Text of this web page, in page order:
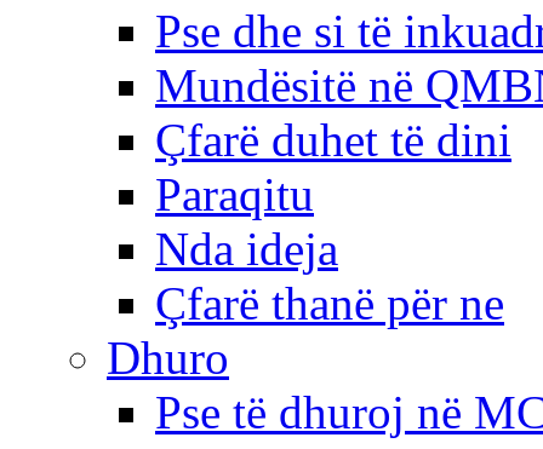
Pse dhe si të
Mundësitë në
Çfarë duhet të dini
Paraqitu
Nda ideja
Çfarë thanë për ne
Dhuro
Pse të dhuroj në